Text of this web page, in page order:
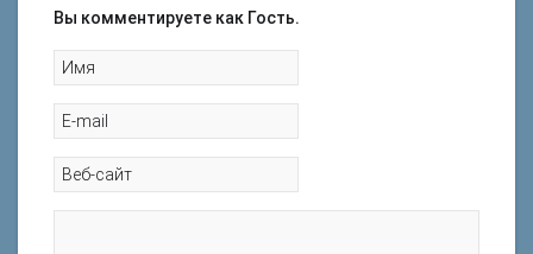
Вы комментируете как Гость.